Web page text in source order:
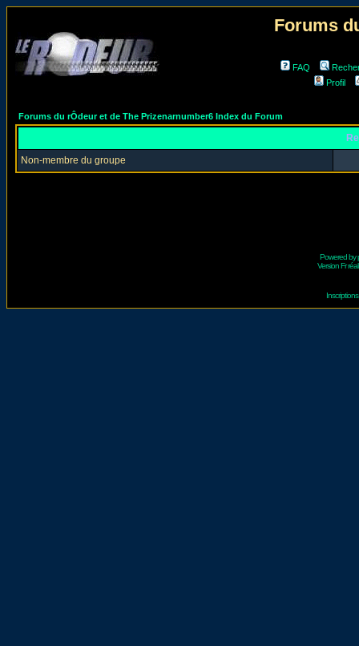
Forums
FAQ
Profil
Forums du rÔdeur et de The Prizenarnumber6 Index du Forum
Non-membre du groupe
Powered by
Version Fr